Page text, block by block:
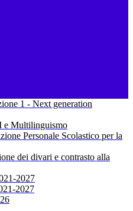
1 - Next generation
e Multilinguismo
Personale Scolastico per la
dei divari e contrasto alla
2027
2027